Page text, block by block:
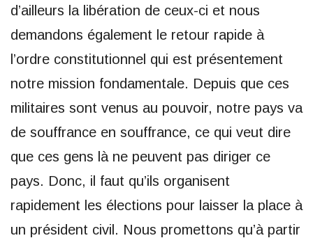
d’ailleurs la libération de ceux-ci et nous
demandons également le retour rapide à
l’ordre constitutionnel qui est présentement
notre mission fondamentale. Depuis que ces
militaires sont venus au pouvoir, notre pays va
de souffrance en souffrance, ce qui veut dire
que ces gens là ne peuvent pas diriger ce
pays. Donc, il faut qu’ils organisent
rapidement les élections pour laisser la place à
un président civil. Nous promettons qu’à partir